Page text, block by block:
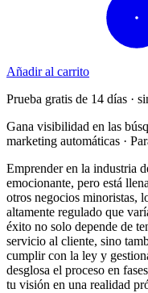
Añadir al carrito
Prueba gratis de 14 días ·
Gana visibilidad en las
marketing automáticas ·
Emprender en la industria
emocionante, pero está
otros negocios minoristas,
altamente regulado que
éxito no solo depende de
servicio al cliente, sino
cumplir con la ley y
desglosa el proceso en
tu visión en una realidad